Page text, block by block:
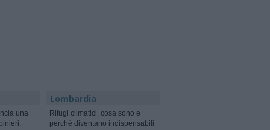
una
Lombardia
Rifugi climatici, cosa sono e
perché diventano indispensabili